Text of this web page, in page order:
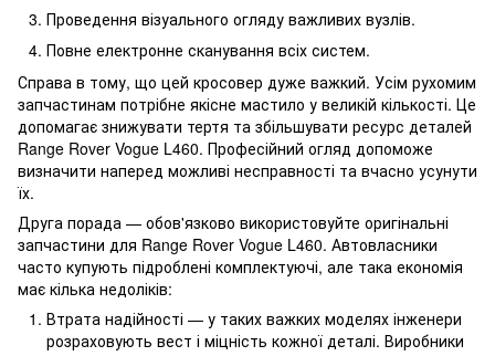
Проведення візуального огляду важливих вузлів.
Повне електронне сканування всіх систем.
Справа в тому, що цей кросовер дуже важкий. Усім рухомим
запчастинам потрібне якісне мастило у великій кількості. Це
допомагає знижувати тертя та збільшувати ресурс деталей
Range Rover Vogue L460. Професійний огляд допоможе
визначити наперед можливі несправності та вчасно усунути
їх.
Друга порада — обов'язково використовуйте оригінальні
запчастини для Range Rover Vogue L460. Автовласники
часто купують підроблені комплектуючі, але така економія
має кілька недоліків:
Втрата надійності — у таких важких моделях інженери
розраховують вест і міцність кожної деталі. Виробники